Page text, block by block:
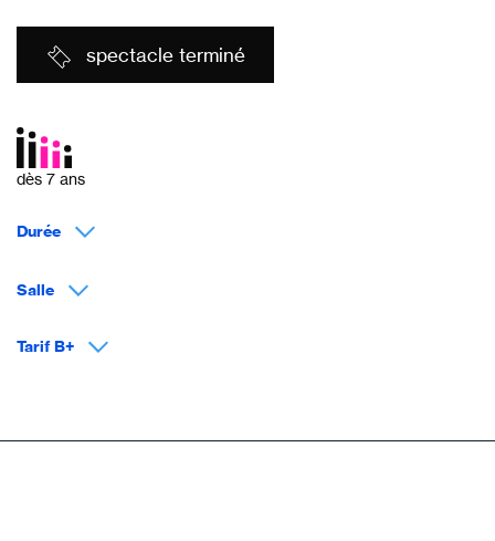
spectacle terminé
dès 7 ans
Durée
Salle
Tarif B+